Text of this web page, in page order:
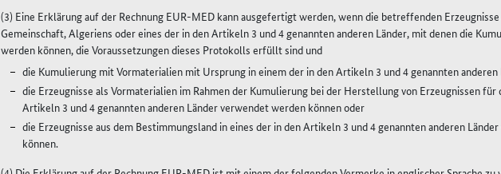
(3) Eine Erklärung auf der Rechnung EUR-MED kann ausgefertigt werden, wenn die betreffenden
Gemeinschaft, Algeriens oder eines der in den Artikeln 3 und 4 genannten anderen Länder, mit denen die
werden können, die Voraussetzungen dieses Protokolls erfüllt sind und
die Kumulierung mit Vormaterialien mit Ursprung in einem der in den Artikeln 3 und 4 genannten
die Erzeugnisse als Vormaterialien im Rahmen der Kumulierung bei der Herstellung von Erzeugnissen
Artikeln 3 und 4 genannten anderen Länder verwendet werden können oder
die Erzeugnisse aus dem Bestimmungsland in eines der in den Artikeln 3 und 4 genannten anderen
können.